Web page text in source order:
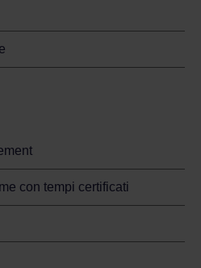
con tempi certificati